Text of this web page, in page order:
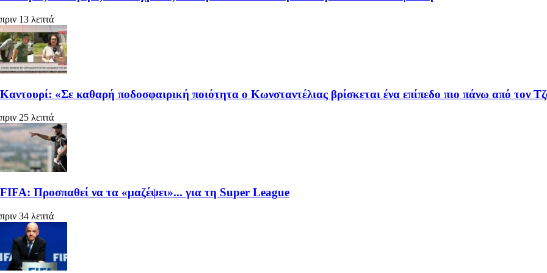
πριν 13 λεπτά
Καντουρί: «Σε καθαρή ποδοσφαιρική ποιότητα ο Κωνσταντέλιας βρίσκεται ένα επίπεδο πιο πάνω από τον
πριν 25 λεπτά
FIFA: Προσπαθεί να τα «μαζέψει»... για τη Super League
πριν 34 λεπτά